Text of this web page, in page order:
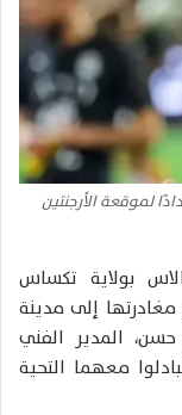
لموقعة الأرجنتين
بولاية تكساس
إلى مدينة
حسن، المدير الفني
معهما التحية